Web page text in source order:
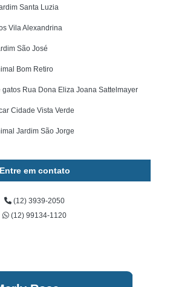
Santa Luzia
Vila Alexandrina
São José
Bom Retiro
Rua Dona Eliza Joana Sattelmayer
Cidade Vista Verde
Jardim São Jorge
Entre em contato
(12) 3939-2050
(12) 99134-1120